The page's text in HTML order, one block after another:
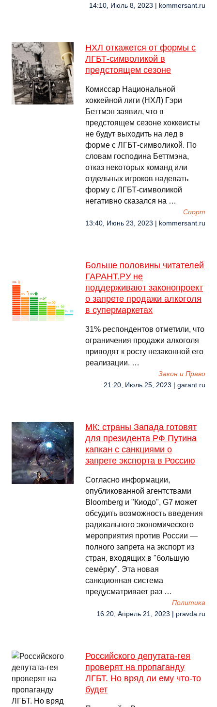
14:10, Июль 8, 2023 | kommersant.ru
НХЛ откажется от формы с
ЛГБТ-символикой в
предстоящем сезоне
Комиссар Национальной
хоккейной лиги (НХЛ) Гэри
Беттмэн заявил, что в
предстоящем сезоне хоккеисты
не будут выходить на лед в
форме с ЛГБТ-символикой. По
словам господина Беттмэна,
отказ некоторых команд или
отдельных игроков надевать
форму с ЛГБТ-символикой
негативно сказался на …
Спорт
13:40, Июнь 23, 2023 | kommersant.ru
Больше половины читателей
ГАРАНТ.РУ не
поддерживают законопроект
о запрете продажи алкоголя
в супермаркетах
31% респондентов отметили, что
ограничения продажи алкоголя
приводят к росту незаконной его
реализации. …
Закон и Право
21:20, Июль 25, 2023 | garant.ru
МК: страны Запада готовят
для президента РФ Путина
капкан с санкциями о
запрете экспорта в Россию
Согласно информации,
опубликованной агентствами
Bloomberg и "Киодо", G7 может
обсудить возможность введения
радикального экономического
мероприятия против России —
полного запрета на экспорт из
стран, входящих в "большую
семёрку". Эта новая
санкционная система
предусматривает раз …
Политика
16:20, Апрель 21, 2023 | pravda.ru
Российского депутата-гея
проверят на пропаганду
ЛГБТ. Но вряд ли ему что-то
будет